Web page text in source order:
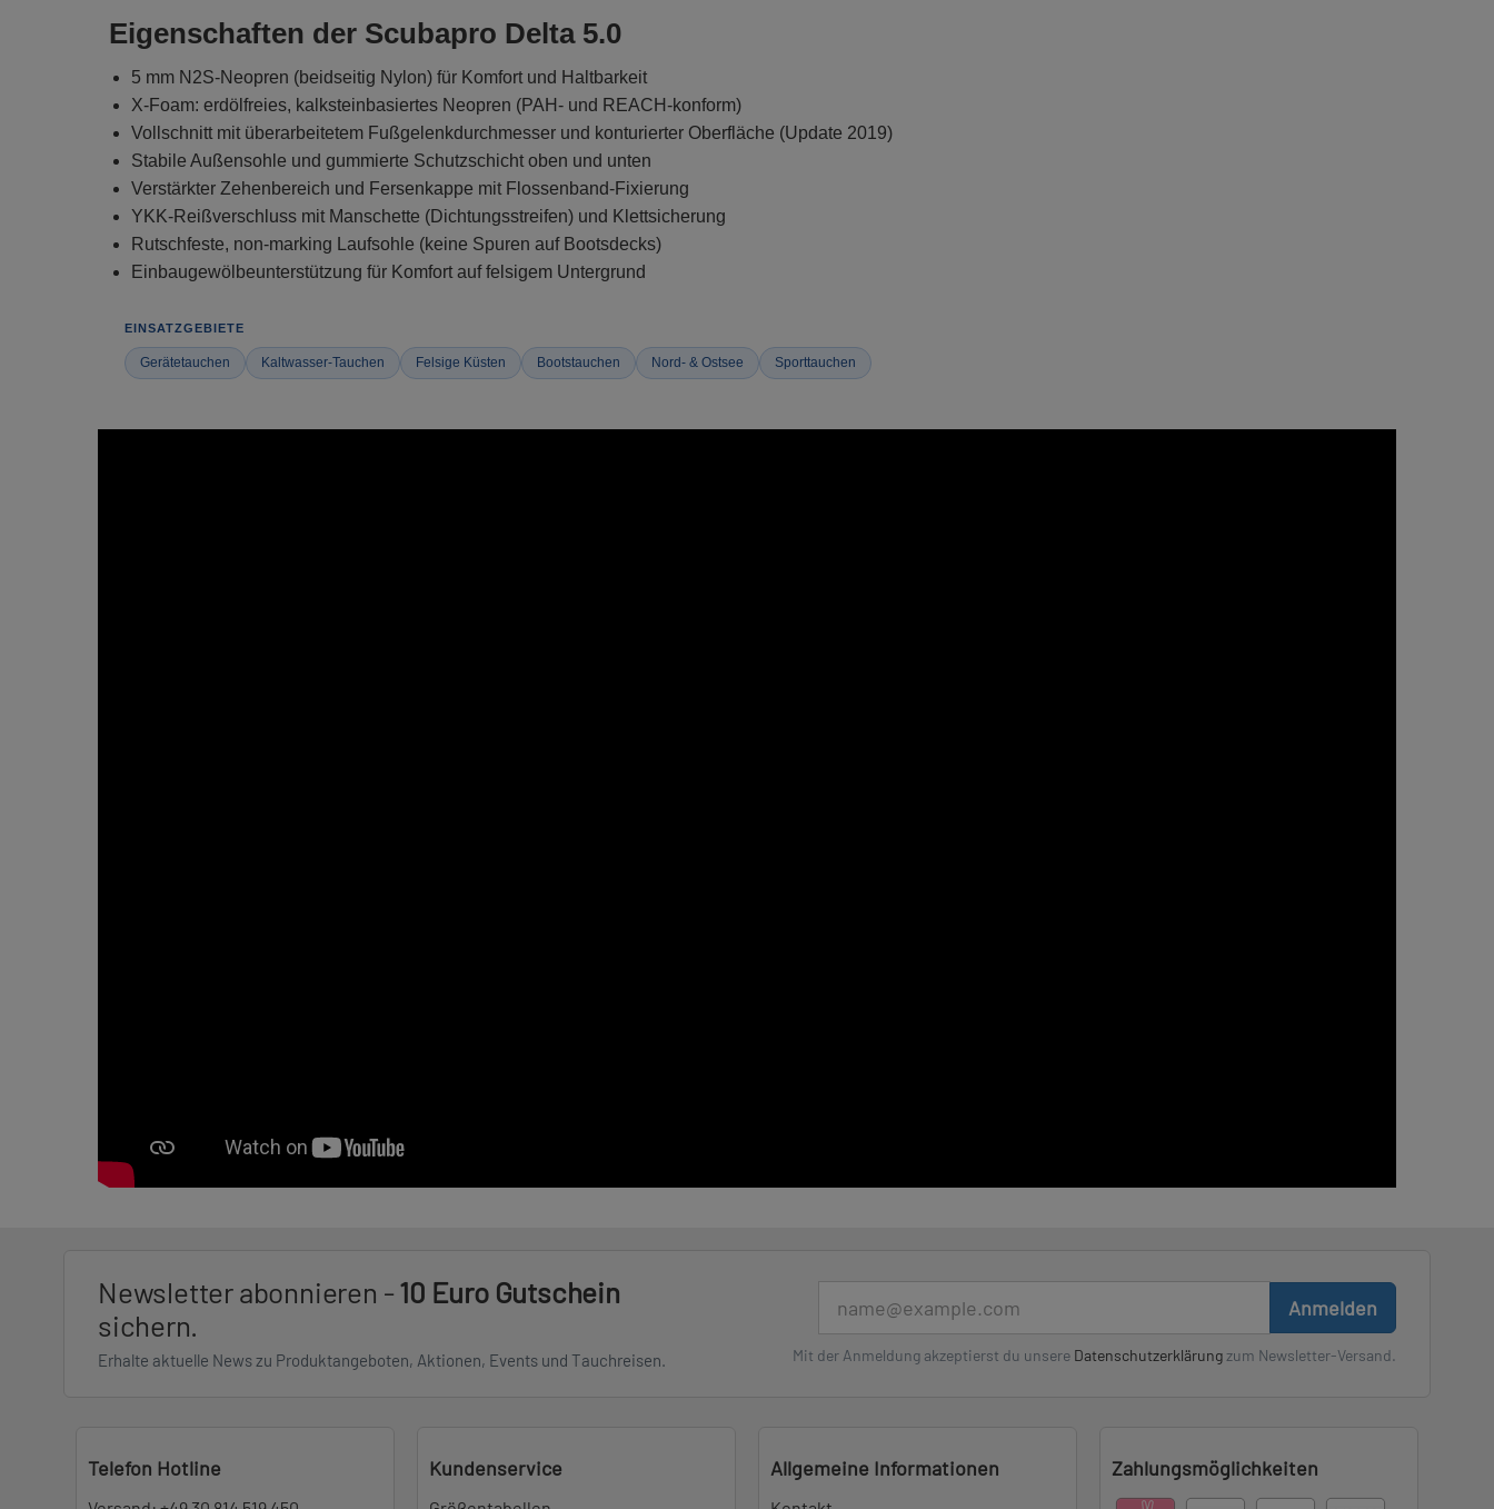
Eigenschaften der Scubapro Delta 5.0
5 mm N2S-Neopren (beidseitig Nylon) für Komfort und Haltbarkeit
X-Foam: erdölfreies, kalksteinbasiertes Neopren (PAH- und REACH-konform)
Vollschnitt mit überarbeitetem Fußgelenkdurchmesser und konturierter Oberfläche (Update 2019)
Stabile Außensohle und gummierte Schutzschicht oben und unten
Verstärkter Zehenbereich und Fersenkappe mit Flossenband-Fixierung
YKK-Reißverschluss mit Manschette (Dichtungsstreifen) und Klettsicherung
Rutschfeste, non-marking Laufsohle (keine Spuren auf Bootsdecks)
Einbaugewölbeunterstützung für Komfort auf felsigem Untergrund
EINSATZGEBIETE
Gerätetauchen Kaltwasser-Tauchen Felsige Küsten Bootstauchen Nord- & Ostsee Sporttauchen
Newsletter abonnieren -10 Euro Gutschein
sichern.
Erhalte aktuelle News zu Produktangeboten, Aktionen, Events und Tauchreisen.
Anmelden
Mit der Anmeldung akzeptierst du unsere Datenschutzerklärung zum Newsletter-Versand.
Telefon Hotline Kundenservice Allgemeine Informationen Zahlungsmöglichkeiten